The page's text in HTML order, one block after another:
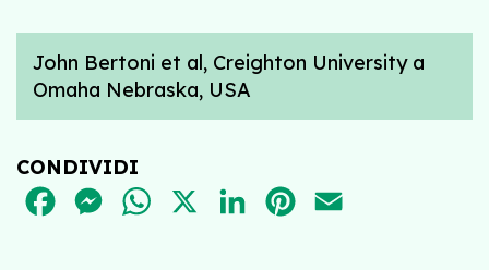
John Bertoni et al, Creighton University a
Omaha Nebraska, USA
CONDIVIDI
FACEBOOKMESSENGER
WHATSAPPLINKEDINPINTEREST